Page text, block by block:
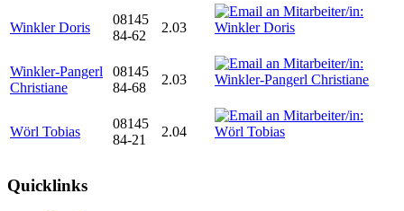
Winkler Doris
08145
84-62
2.03
Winkler-Pangerl
Christiane
08145
84-68
2.03
Wörl Tobias
08145
84-21
2.04
Quicklinks